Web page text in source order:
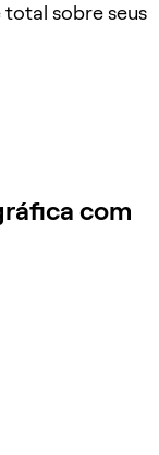
sobre seus
com